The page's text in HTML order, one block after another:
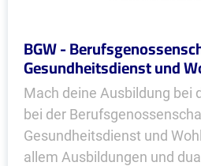
BGW -
Gesundheitsdienst und
Mach deine Ausbildung bei
bei der
Gesundheitsdienst und
allem Ausbildungen und